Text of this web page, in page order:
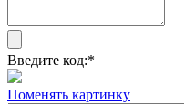
Введите код:*
Поменять картинку